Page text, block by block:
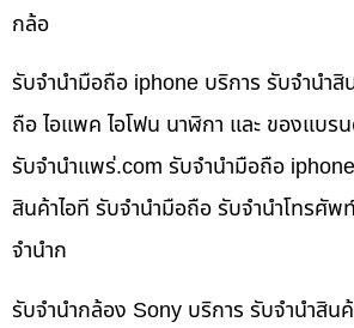
กล้อ
รับจำนำมือถือ iphone บริการ รับจำนำสิ
ถือ ไอแพค ไอโฟน นาฬิกา และ ของแบร
รับจํานําแพร่.com รับจำนำมือถือ
สินค้าไอที รับจำนำมือถือ รับจำนำโทรศัพ
จำนำก
รับจำนำกล้อง Sony บริการ รับจำนำสิน